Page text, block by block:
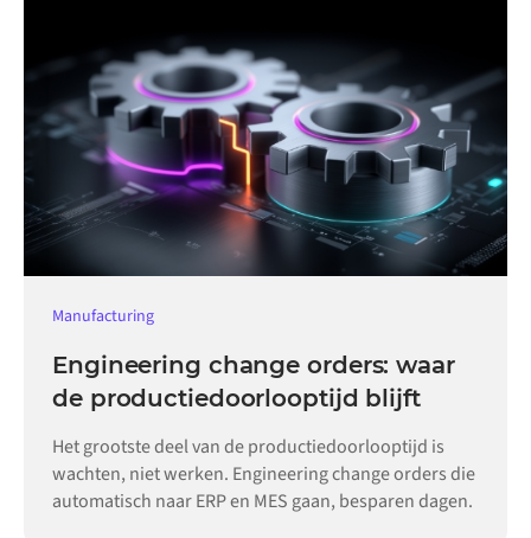
Manufacturing
Engineering change orders: waar
de productiedoorlooptijd blijft
Het grootste deel van de productiedoorlooptijd is
wachten, niet werken. Engineering change orders die
automatisch naar ERP en MES gaan, besparen dagen.